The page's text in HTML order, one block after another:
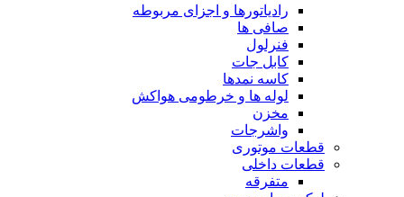
رادیاتورها و اجزای مربوطه
صافی ها
فنرلول
کابل جات
کاسه نمدها
لوله ها و خرطومی هواکش
مخزن
واشرجات
قطعات موتوری
قطعات داخلی
متفرقه